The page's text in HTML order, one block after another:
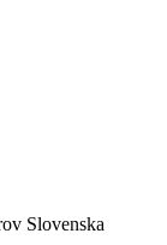
Slovenska